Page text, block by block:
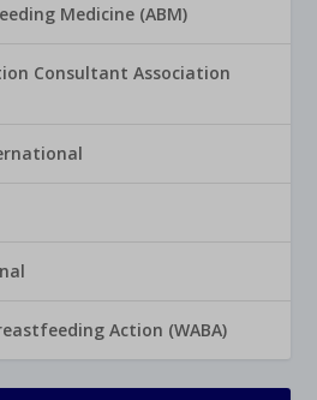
Medicine (ABM)
Consultant Association
Action (WABA)